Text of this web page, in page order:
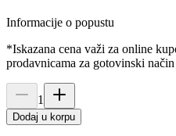
Informacije o popustu
*Iskazana cena važi za online
prodavnicama za gotovinski
1
Dodaj u korpu